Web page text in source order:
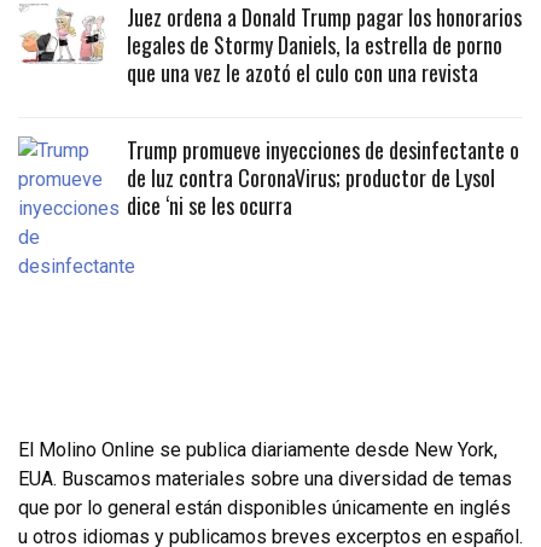
Juez ordena a Donald Trump pagar los honorarios
legales de Stormy Daniels, la estrella de porno
que una vez le azotó el culo con una revista
Trump promueve inyecciones de desinfectante o
de luz contra CoronaVirus; productor de Lysol
dice ‘ni se les ocurra
El Molino Online se publica diariamente desde New York,
EUA. Buscamos materiales sobre una diversidad de temas
que por lo general están disponibles únicamente en inglés
u otros idiomas y publicamos breves excerptos en español.